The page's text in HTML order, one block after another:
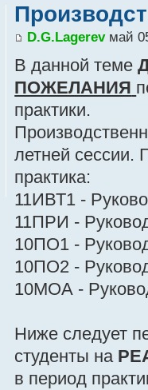
D.G.Lagerevмай
В данной теме
ПОЖЕЛАНИЯ
практики.
летней сессии.
практика:
11ИВТ1 -
11ПРИ -
10ПО1 -
10ПО2 -
10МОА -
Ниже следует
студенты на
в период